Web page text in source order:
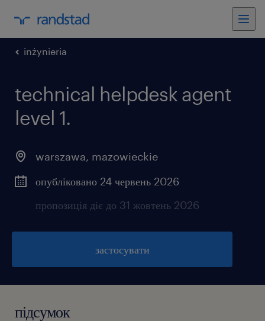
inżynieria
technical helpdesk agent
level 1.
warszawa, mazowieckie
опубліковано 24 червень 2026
пропозиція діє до 31 жовтень 2026
застосувати
підсумок